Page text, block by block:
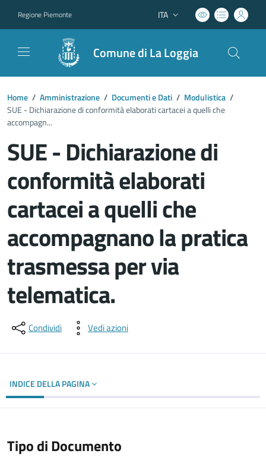
Regione Piemonte Lingua attiva:
ITA
Comune di La Loggia
Home / Amministrazione / Documenti e Dati / Modulistica /
SUE - Dichiarazione di conformità elaborati cartacei a quelli che
accompagn...
SUE - Dichiarazione di
conformità elaborati
cartacei a quelli che
accompagnano la pratica
trasmessa per via
telematica.
Dettagli del documento
Condividi Vedi azioni
INDICE DELLA PAGINA
Tipo di Documento